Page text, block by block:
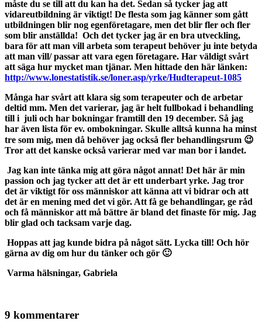
måste du se till att du kan ha det. Sedan så tycker jag att
vidareutbildning är viktigt! De flesta som jag känner som gått
utbildningen blir nog egenföretagare, men det blir fler och fler
som blir anställda! Och det tycker jag är en bra utveckling,
bara för att man vill arbeta som terapeut behöver ju inte betyda
att man vill/ passar att vara egen företagare. Har väldigt svårt
att säga hur mycket man tjänar. Men hittade den här länken:
http://www.lonestatistik.se/loner.asp/yrke/Hudterapeut-1085
Många har svårt att klara sig som terapeuter och de arbetar
deltid mm. Men det varierar, jag är helt fullbokad i behandling
till i juli och har bokningar framtill den 19 december. Så jag
har även lista för ev. ombokningar. Skulle alltså kunna ha minst
tre som mig, men då behöver jag också fler behandlingsrum 😉
Tror att det kanske också varierar med var man bor i landet.
Jag kan inte tänka mig att göra något annat! Det här är min
passion och jag tycker att det är ett underbart yrke. Jag tror
det är viktigt för oss människor att känna att vi bidrar och att
det är en mening med det vi gör. Att få ge behandlingar, ge råd
och få människor att må bättre är bland det finaste för mig. Jag
blir glad och tacksam varje dag.
Hoppas att jag kunde bidra på något sätt. Lycka till! Och hör
gärna av dig om hur du tänker och gör 🙂
Varma hälsningar, Gabriela
9 kommentarer